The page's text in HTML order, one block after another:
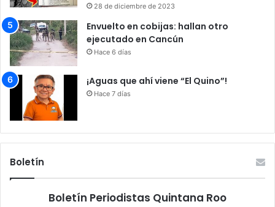
28 de diciembre de 2023
Envuelto en cobijas: hallan otro
ejecutado en Cancún
Hace 6 días
¡Aguas que ahí viene “El Quino”!
Hace 7 días
Boletín
Boletín Periodistas Quintana Roo